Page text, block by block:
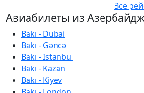
Все
Авиабилеты из
Bakı - Dubai
Bakı - Gəncə
Bakı - İstanbul
Bakı - Kazan
Bakı - Kiyev